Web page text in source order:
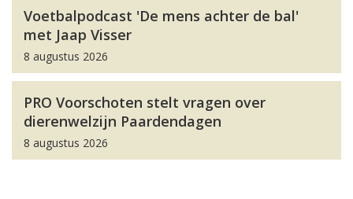
Voetbalpodcast 'De mens achter de bal'
met Jaap Visser
8 augustus 2026
PRO Voorschoten stelt vragen over
dierenwelzijn Paardendagen
8 augustus 2026